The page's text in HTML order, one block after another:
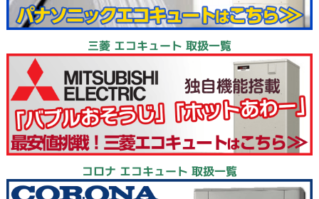
三菱 エコキュート 取扱一覧
コロナ エコキュート 取扱一覧